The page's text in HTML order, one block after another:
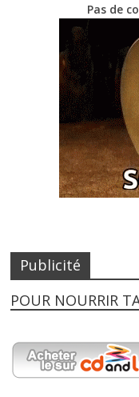
Pas de
Publicité
POUR NOURRIR